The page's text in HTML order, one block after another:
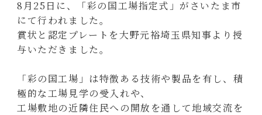
8月25日に、「彩の国工場指定式」がさいたま市
にて行われました。
賞状と認定プレートを大野元裕埼玉県知事より授
与いただきました。
「彩の国工場」は特徴ある技術や製品を有し、積
極的な工場見学の受入れや、
工場敷地の近隣住民への開放を通して地域交流を